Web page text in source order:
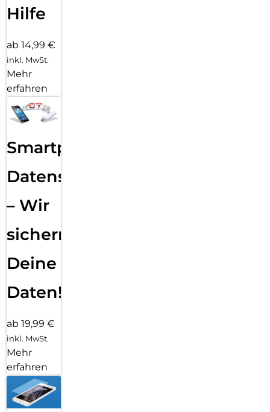
Hilfe
ab 14,99 €
inkl. MwSt.
Mehr
erfahren
Smartphone
Datensicherung
– Wir
sichern
Deine
Daten!
ab 19,99 €
inkl. MwSt.
Mehr
erfahren